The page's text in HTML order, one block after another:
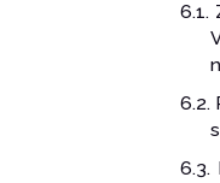
6.1.
6.2.
6.3.